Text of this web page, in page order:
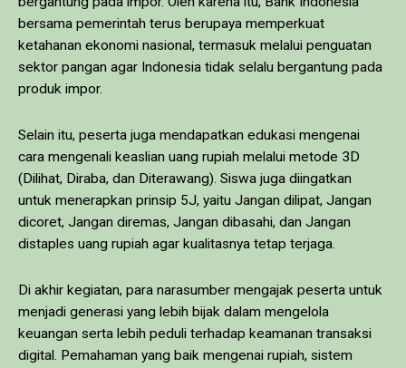
bersama pemerintah terus berupaya memperkuat
ketahanan ekonomi nasional, termasuk melalui penguatan
sektor pangan agar Indonesia tidak selalu bergantung pada
produk impor.
Selain itu, peserta juga mendapatkan edukasi mengenai
cara mengenali keaslian uang rupiah melalui metode 3D
(Dilihat, Diraba, dan Diterawang). Siswa juga diingatkan
untuk menerapkan prinsip 5J, yaitu Jangan dilipat, Jangan
dicoret, Jangan diremas, Jangan dibasahi, dan Jangan
distaples uang rupiah agar kualitasnya tetap terjaga.
Di akhir kegiatan, para narasumber mengajak peserta untuk
menjadi generasi yang lebih bijak dalam mengelola
keuangan serta lebih peduli terhadap keamanan transaksi
digital. Pemahaman yang baik mengenai rupiah, sistem